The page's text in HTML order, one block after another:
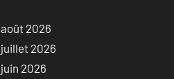
août 2026
juillet 2026
juin 2026